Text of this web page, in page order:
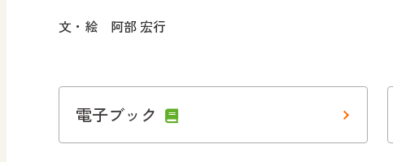
文・絵 阿部 宏行
電子ブック